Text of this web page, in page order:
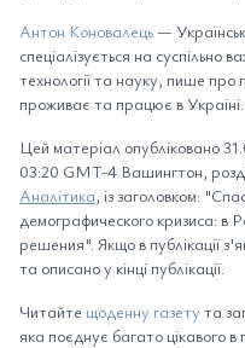
Антон Коновалець—
спеціалізується на суспільно
технології та науку, пише про
проживає та працює в Україні.
Цей матеріал опубліковано
03:20 GMT-4 Вашингтон,
Аналітика, із заголовком:
демографического кризиса: в
решения". Якщо в публікації
та описано у кінці публікації.
Читайте щоденну газету та
яка поєднує багато цікавого в